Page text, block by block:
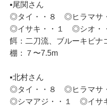
▪️尾関さん
◎タイ・・８ ◎ヒラマサ
◎イサキ・・１ ◎シオ・
餌：二刀流、ブルーキビナ
棚：７〜7.5m
▪️北村さん
◎タイ・・８ ◎ヒラマサ
◎シマアジ・・１ ◎イサ